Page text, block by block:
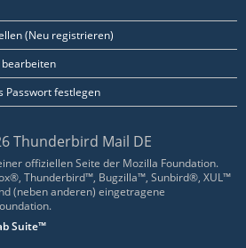
(Neu registrieren)
Passwort festlegen
Thunderbird Mail DE
offiziellen Seite der Mozilla Foundation.
Thunderbird™, Bugzilla™, Sunbird®, XUL™
(neben anderen) eingetragene
Suite™